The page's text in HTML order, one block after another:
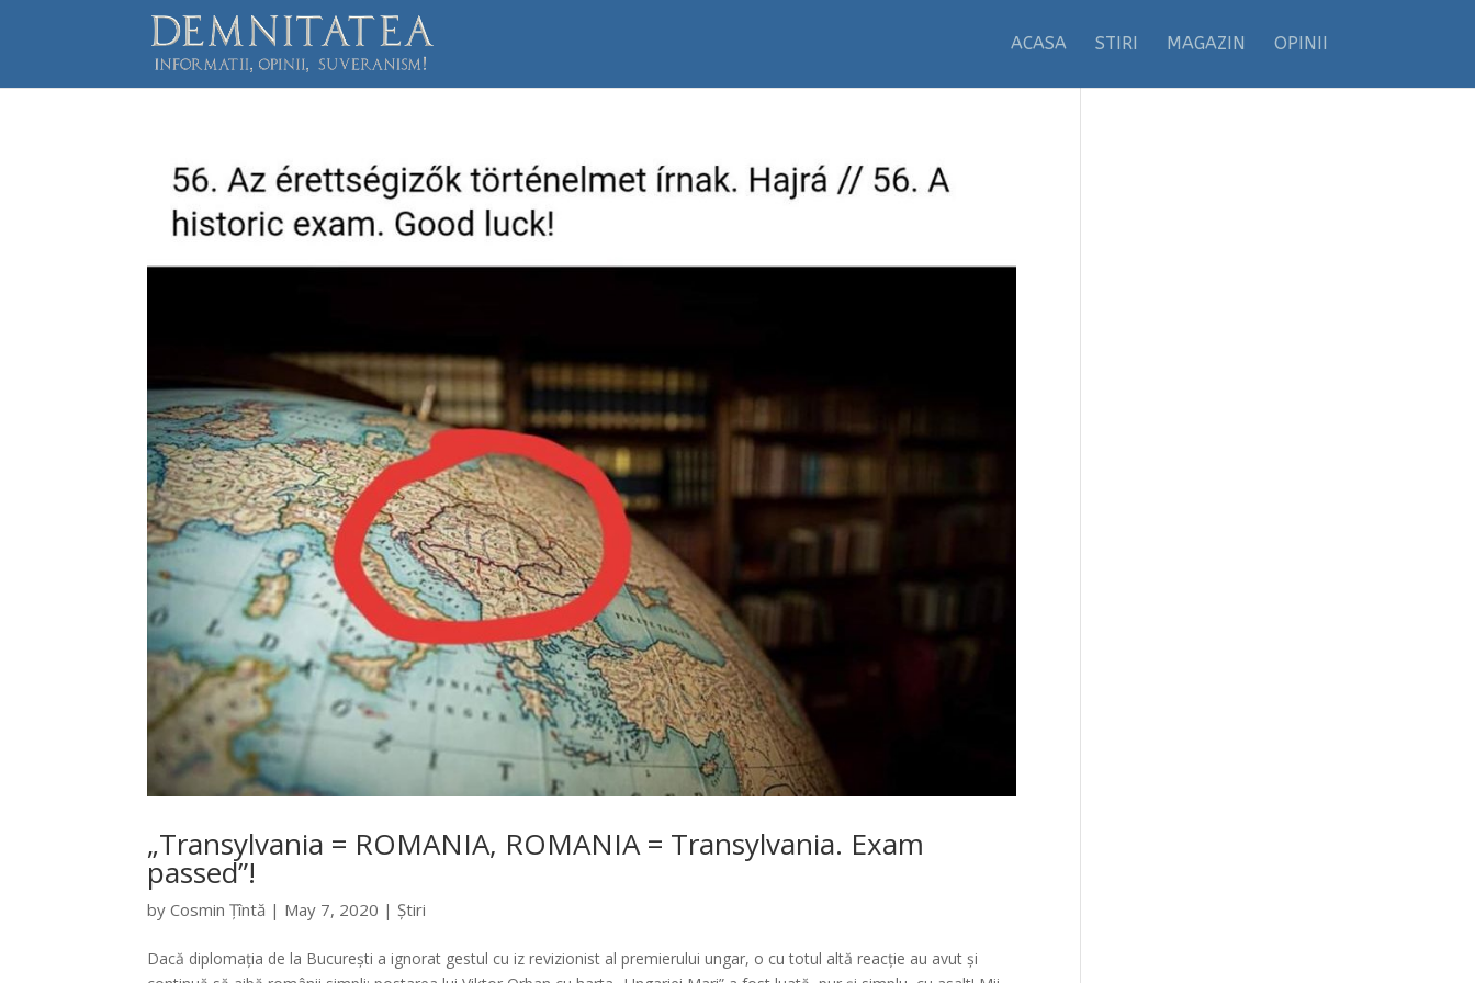
ACASA STIRI MAGAZIN OPINII
„Transylvania = ROMANIA, ROMANIA = Transylvania. Exam
passed”!
byCosmin Țîntă | May 7, 2020 |Știri
Dacă diplomația de la București a ignorat gestul cu iz revizionist al premierului ungar, o cu totul altă reacție au avut și